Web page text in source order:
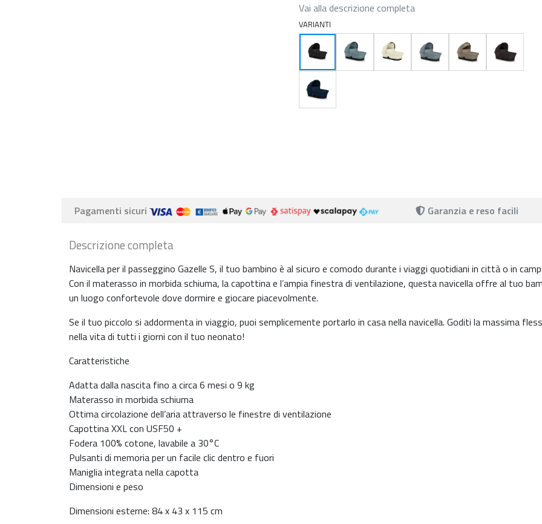
Vai alla descrizione completa
VARIANTI
Pagamenti sicuri Garanzia e reso facili
Descrizione completa
Navicella per il passeggino Gazelle S, il tuo bambino è al sicuro e comodo durante i viaggi quotidiani in città o in
Con il materasso in morbida schiuma, la capottina e l’ampia finestra di ventilazione, questa navicella offre al tuo
un luogo confortevole dove dormire e giocare piacevolmente.
Se il tuo piccolo si addormenta in viaggio, puoi semplicemente portarlo in casa nella navicella. Goditi la massima
nella vita di tutti i giorni con il tuo neonato!
Caratteristiche
Adatta dalla nascita fino a circa 6 mesi o 9 kg
Materasso in morbida schiuma
Ottima circolazione dell’aria attraverso le finestre di ventilazione
Capottina XXL con USF50 +
Fodera 100% cotone, lavabile a 30°C
Pulsanti di memoria per un facile clic dentro e fuori
Maniglia integrata nella capotta
Dimensioni e peso
Dimensioni esterne: 84 x 43 x 115 cm